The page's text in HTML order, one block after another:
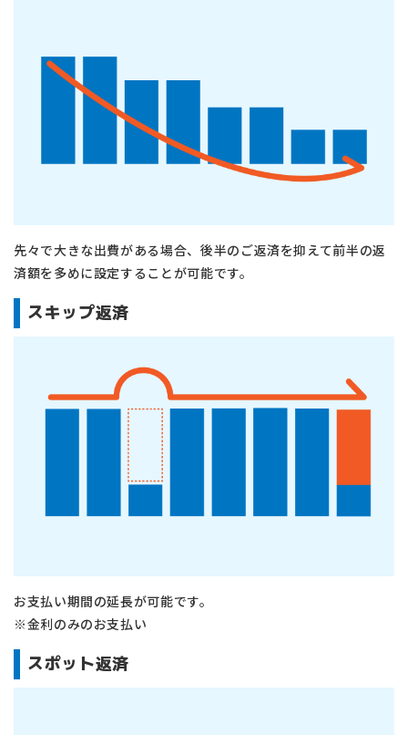
先々で大きな出費がある場合、後半のご返済を抑えて前半の返
済額を多めに設定することが可能です。
スキップ返済
お支払い期間の延長が可能です。
※金利のみのお支払い
スポット返済